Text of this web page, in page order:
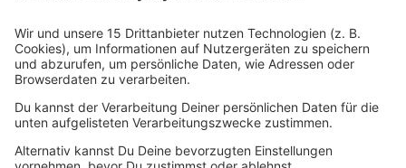
unterhttps://prosiebensat1.integrityline.com.
Die Verfahrensordnung im Hinblick auf den Umgang mit
Hinweisen zum Lieferkettensorgfaltspflichtengesetz (LKSG)
finden Siehier.
Weitere Informationen zum Compliance Management